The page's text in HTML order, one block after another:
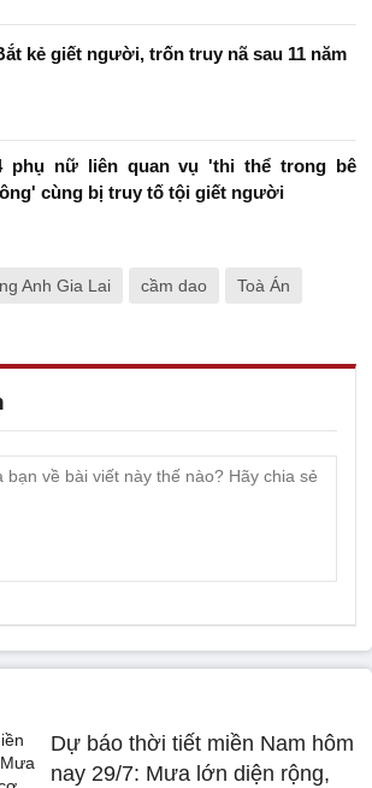
kẻ giết người, trốn truy nã sau 11 năm
phụ nữ liên quan vụ 'thi thể trong bê
cùng bị truy tố tội giết người
Anh Gia Lai cầm dao Toà Án
Dự báo thời tiết miền Nam hôm
nay 29/7: Mưa lớn diện rộng,